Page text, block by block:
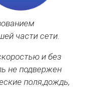
части сети.
и без
не подвержен
поля,дождь,